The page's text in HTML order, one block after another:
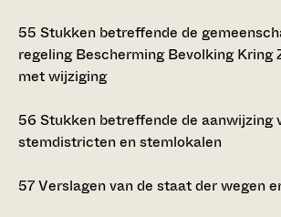
55 Stukken betreffende de
regeling Bescherming Bevolking Kring
met wijziging
56 Stukken betreffende de aanwijzing
stemdistricten en stemlokalen
57Verslagen van de staat der wegen